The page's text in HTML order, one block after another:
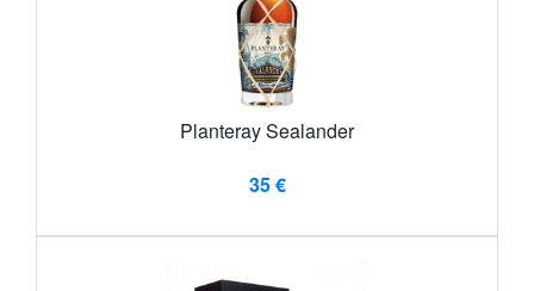
Planteray Sealander
35 €